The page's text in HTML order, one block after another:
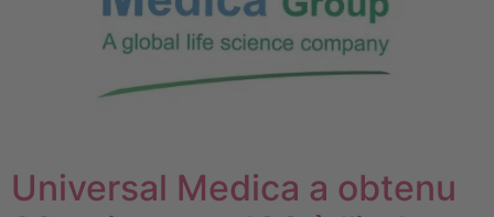
Universal Medica a obtenu